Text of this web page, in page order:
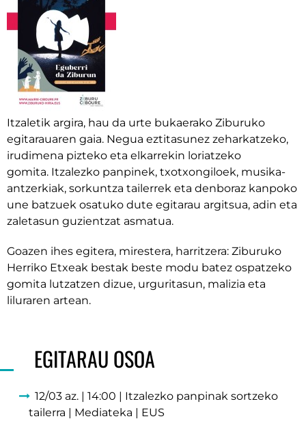
Itzaletik argira, hau da urte bukaerako Ziburuko
egitarauaren gaia. Negua eztitasunez zeharkatzeko,
irudimena pizteko eta elkarrekin loriatzeko
gomita. Itzalezko panpinek, txotxongiloek, musika-
antzerkiak, sorkuntza tailerrek eta denboraz kanpoko
une batzuek osatuko dute egitarau argitsua, adin eta
zaletasun guzientzat asmatua.
Goazen ihes egitera, mirestera, harritzera: Ziburuko
Herriko Etxeak bestak beste modu batez ospatzeko
gomita lutzatzen dizue, urguritasun, malizia eta
liluraren artean.
EGITARAU OSOA
12/03 az. | 14:00 | Itzalezko panpinak sortzeko
tailerra | Mediateka | EUS